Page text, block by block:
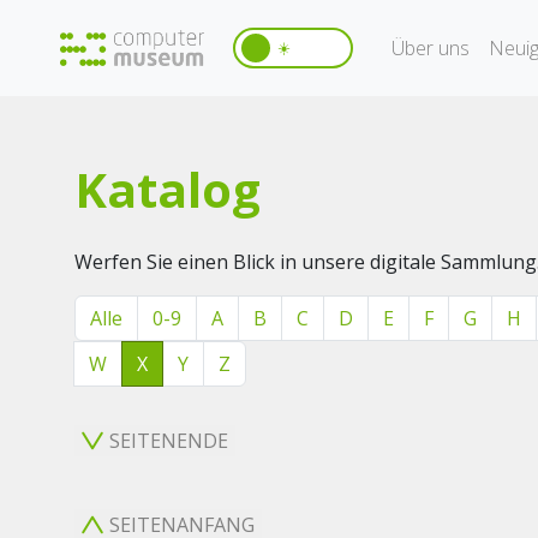
☀️ Über uns
Katalog
Werfen Sie einen Blick in unsere digitale
Alle 0-9 A B C D E F G
H
W
X Y Z
SEITENENDE
SEITENANFANG